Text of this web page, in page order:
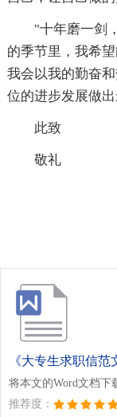
"十年磨一剑
的季节里，我希
我会以我的勤奋
位的进步发展做
此致
敬礼
《大专生求职信范
将本文的Word文档下
推荐度：